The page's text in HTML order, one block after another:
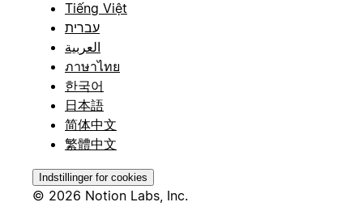
Tiếng Việt
עברית
العربية
ภาษาไทย
한국어
日本語
简体中文
繁體中文
Indstillinger for cookies
© 2026 Notion Labs, Inc.